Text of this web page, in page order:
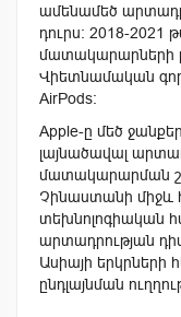
ամենամեծ
դուրս: 2018-2021
մատակարարների
Վիետնամական
AirPods:
Apple-ը մեծ
լայնածավալ
մատակարարման
Չինաստանի միջև
տեխնոլոգիական
արտադրության
Ասիայի երկրների
ընդլայնման